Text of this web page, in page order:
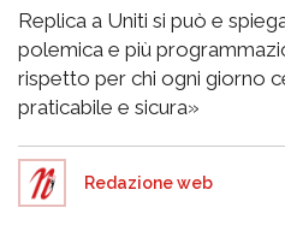
Replica a Uniti si può e
polemica e più
rispetto per chi ogni giorno
praticabile e sicura»
Redazione web